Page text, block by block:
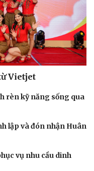
Vietjet
rèn kỹ năng sống qua
lập và đón nhận Huân
vụ nhu cầu dinh